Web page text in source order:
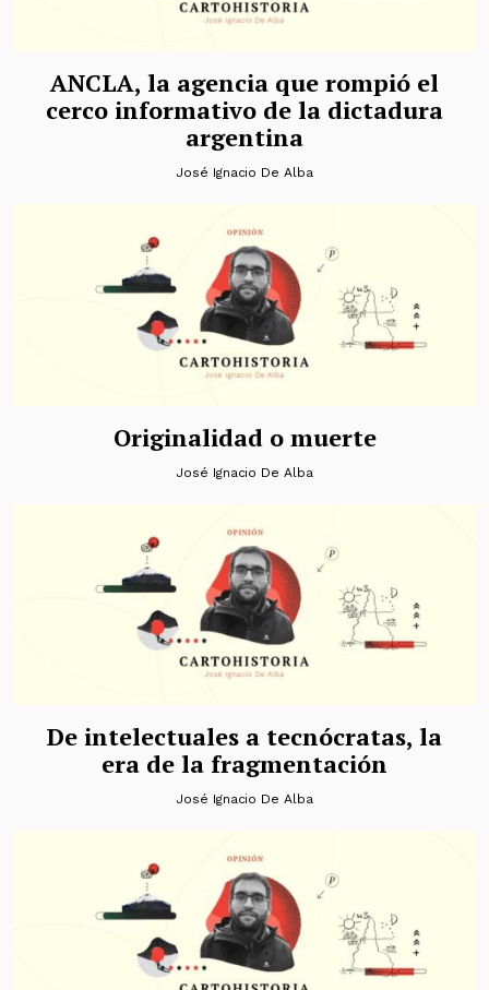
ANCLA, la agencia que rompió el
cerco informativo de la dictadura
argentina
José Ignacio De Alba
Originalidad o muerte
José Ignacio De Alba
De intelectuales a tecnócratas, la
era de la fragmentación
José Ignacio De Alba